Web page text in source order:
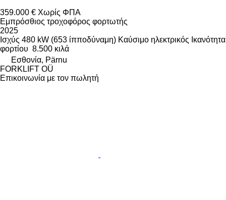
359.000 € Χωρίς ΦΠΑ
Εμπρόσθιος τροχοφόρος φορτωτής
2025
Ισχύς 480 kW (653 ίπποδύναμη) Καύσιμο ηλεκτρικός Ικανότητα
φορτίου 8.500 κιλά
Εσθονία, Pärnu
FORKLIFT OÜ
Επικοινωνία με τον πωλητή